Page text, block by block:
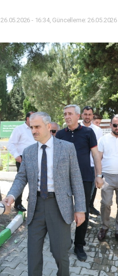
26.05.2026 - 16:34, Güncelleme: